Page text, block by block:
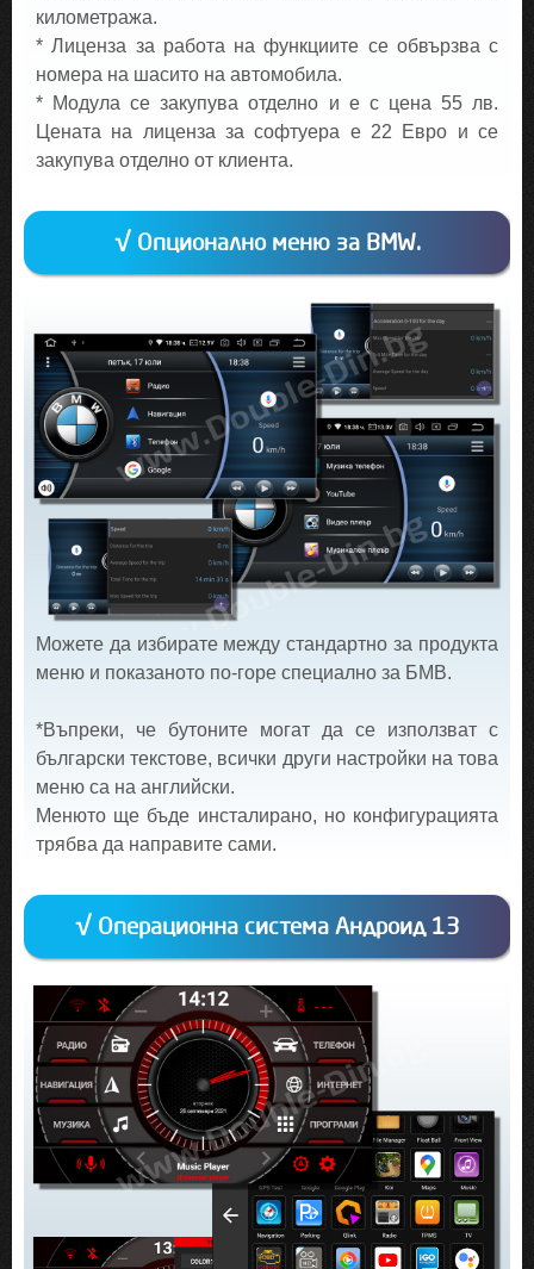
километража.
* Лиценза за работа на функциите се обвързва с
номера на шасито на автомобила.
* Модула се закупува отделно и е с цена 55 лв.
Цената на лиценза за софтуера е 22 Евро и се
закупува отделно от клиента.
√ Опционално меню за BMW.
Можете да избирате между стандартно за продукта
меню и показаното по-горе специално за БМВ.
*Въпреки, че бутоните могат да се използват с
български текстове, всички други настройки на това
меню са на английски.
Менюто ще бъде инсталирано, но конфигурацията
трябва да направите сами.
√ Операционна система Андроид 13